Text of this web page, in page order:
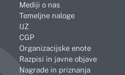
Mediji o nas
Temeljne naloge
IJZ
CGP
Organizacijske enote
Razpisi in javne objave
Nagrade in priznanja